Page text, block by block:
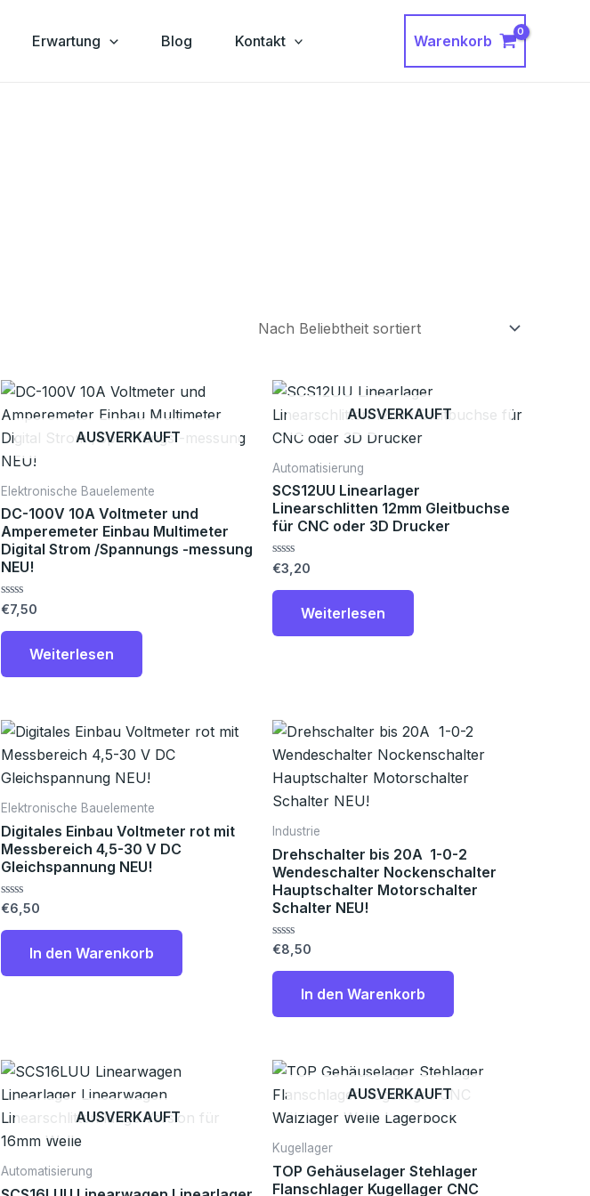
Erwartung Blog Kontakt Warenkorb
AUSVERKAUFT
Elektronische Bauelemente
DC-100V 10A Voltmeter und
Amperemeter Einbau Multimeter
Digital Strom /Spannungs -messung
NEU!
Bewertet
mit
0
€7,50
Weiterlesen
AUSVERKAUFT
Automatisierung
SCS12UU Linearlager
Linearschlitten 12mm Gleitbuchse
für CNC oder 3D Drucker
Bewertet
0
€3,20
Weiterlesen
Elektronische Bauelemente
Digitales Einbau Voltmeter rot mit
Messbereich 4,5-30 V DC
Gleichspannung NEU!
Bewertet
0
€6,50
In den Warenkorb
Industrie
Drehschalter bis 20A 1-0-2
Wendeschalter Nockenschalter
Hauptschalter Motorschalter
Schalter NEU!
Bewertet
0
€8,50
In den Warenkorb
AUSVERKAUFT
Automatisierung
AUSVERKAUFT
Kugellager
TOP Gehäuselager Stehlager
Flanschlager Kugellager CNC
Preisspanne:
€2,70
bis
€7,30
Dieses
Produkt
auf.